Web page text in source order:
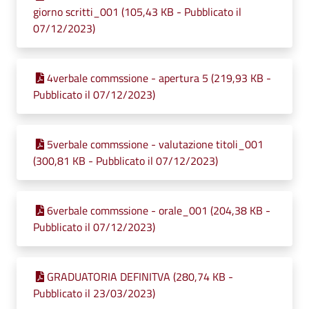
giorno scritti_001 (105,43 KB - Pubblicato il
07/12/2023)
4verbale commssione - apertura 5 (219,93 KB -
Pubblicato il 07/12/2023)
5verbale commssione - valutazione titoli_001
(300,81 KB - Pubblicato il 07/12/2023)
6verbale commssione - orale_001 (204,38 KB -
Pubblicato il 07/12/2023)
GRADUATORIA DEFINITVA (280,74 KB -
Pubblicato il 23/03/2023)